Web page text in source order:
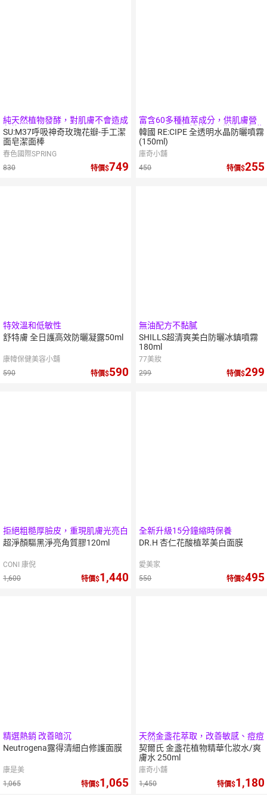
純天然植物發酵，對肌膚不會造成
負擔。
SU:M37呼吸神奇玫瑰花瓣-手工潔
面皂潔面棒
春色國際SPRING
830
特價 749
富含60多種植萃成分，供肌膚營
養、保濕、舒緩外，可徹底防禦紫
外線
韓國 RE:CIPE 全透明水晶防曬噴霧
(150ml)
庫奇小舖
450
特價 255
特效溫和低敏性
舒特膚 全日護高效防曬凝露50ml
康幃保健美容小舖
590
特價 590
無油配方不黏膩
SHILLS超清爽美白防曬冰鎮噴霧
180ml
77美妝
299
特價 299
拒絕粗糙厚臉皮，重現肌膚光亮白
超淨顏驅黑淨亮角質膠120ml
CONI 康倪
1,600
特價 1,440
全新升級15分鐘縮時保養
DR.H 杏仁花酸植萃美白面膜
愛美家
550
特價 495
精選熱銷 改善暗沉
Neutrogena露得清細白修護面膜
康是美
1,065
特價 1,065
天然金盞花萃取，改善敏感、痘痘
鎮靜消炎痘痘
契爾氏 金盞花植物精華化妝水/爽
膚水 250ml
庫奇小舖
1,450
特價 1,180